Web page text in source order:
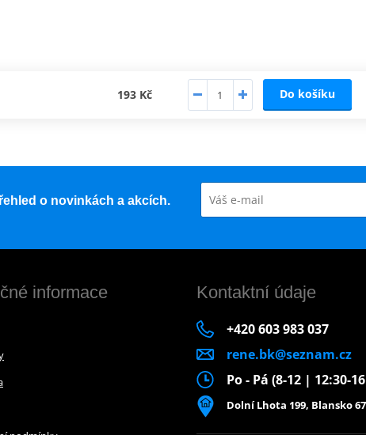
193 Kč Do košíku
o novinkách a akcích.
informace Kontaktní údaje
+420 603 983 037
rene.bk@seznam.cz
Po - Pá (8-12 | 12:30-
Dolní Lhota 199, Blansko